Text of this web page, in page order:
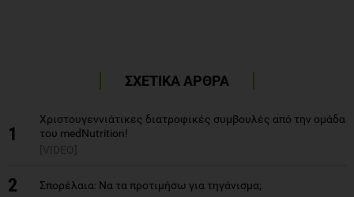
ΣΧΕΤΙΚΑ ΑΡΘΡΑ
1
Χριστουγεννιάτικες διατροφικές συμβουλές από την ομάδα
του medNutrition!
[VIDEO]
2 Σπορέλαια: Να τα προτιμήσω για τηγάνισμα;